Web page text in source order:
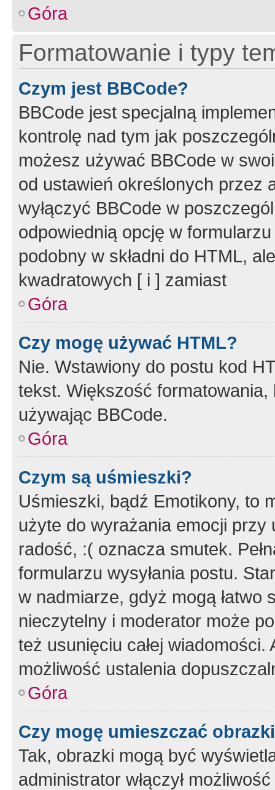
Góra
Formatowanie i typy
Czym jest BBCode?
BBCode jest specjalną
kontrolę nad tym jak
możesz używać BBCode w
od ustawień określonych przez
wyłączyć BBCode w
odpowiednią opcję w
podobny w składni do HTML,
kwadratowych [ i ] zamiast
Góra
Czy mogę używać HTML?
Nie. Wstawiony do postu kod
tekst. Większość
używając BBCode.
Góra
Czym są uśmieszki?
Uśmieszki, bądź Emotikony, to
użyte do wyrażania emocji
radość, :( oznacza smutek.
formularzu wysyłania postu.
w nadmiarze, gdyż mogą
nieczytelny i moderator może
też usunięciu całej
możliwość ustalenia
Góra
Czy mogę umieszczać
Tak, obrazki mogą być
administrator włączył